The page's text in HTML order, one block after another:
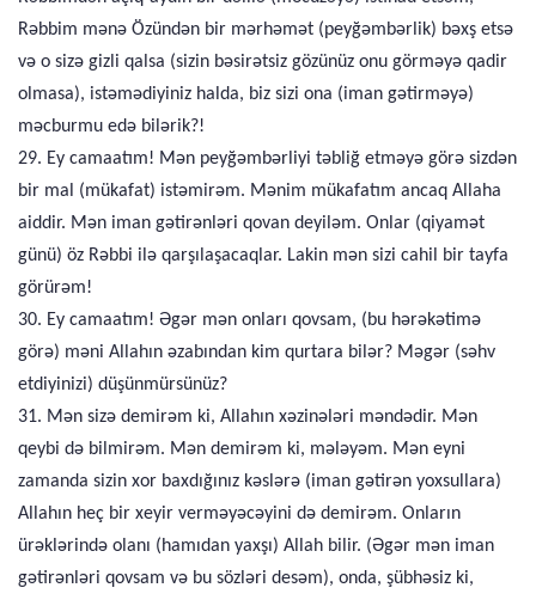
Rəbbim mənə Özündən bir mərhəmət (peyğəmbərlik) bəxş etsə
və o sizə gizli qalsa (sizin bəsirətsiz gözünüz onu görməyə qadir
olmasa), istəmədiyiniz halda, biz sizi ona (iman gətirməyə)
məcburmu edə bilərik?!
29. Ey camaatım! Mən peyğəmbərliyi təbliğ etməyə görə sizdən
bir mal (mükafat) istəmirəm. Mənim mükafatım ancaq Allaha
aiddir. Mən iman gətirənləri qovan deyiləm. Onlar (qiyamət
günü) öz Rəbbi ilə qarşılaşacaqlar. Lakin mən sizi cahil bir tayfa
görürəm!
30. Ey camaatım! Əgər mən onları qovsam, (bu hərəkətimə
görə) məni Allahın əzabından kim qurtara bilər? Məgər (səhv
etdiyinizi) düşünmürsünüz?
31. Mən sizə demirəm ki, Allahın xəzinələri məndədir. Mən
qeybi də bilmirəm. Mən demirəm ki, mələyəm. Mən eyni
zamanda sizin xor baxdığınız kəslərə (iman gətirən yoxsullara)
Allahın heç bir xeyir verməyəcəyini də demirəm. Onların
ürəklərində olanı (hamıdan yaxşı) Allah bilir. (Əgər mən iman
gətirənləri qovsam və bu sözləri desəm), onda, şübhəsiz ki,